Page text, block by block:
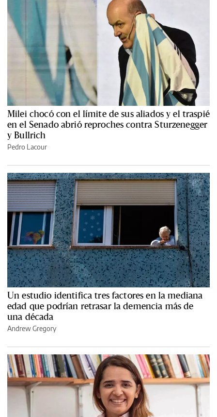
Milei chocó con el límite de sus aliados y el traspié
en el Senado abrió reproches contra Sturzenegger
y Bullrich
Pedro Lacour
Un estudio identifica tres factores en la mediana
edad que podrían retrasar la demencia más de
una década
Andrew Gregory